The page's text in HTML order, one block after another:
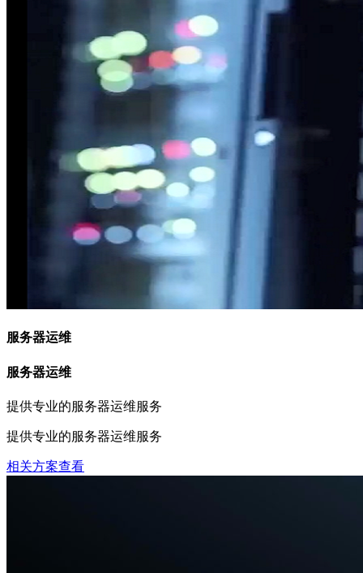
服务器运维
服务器运维
提供专业的服务器运维服务
提供专业的服务器运维服务
相关方案查看